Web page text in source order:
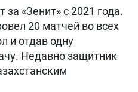
«Зенит» с 2021 года.
20 матчей во всех
и отдав одну
Недавно защитник